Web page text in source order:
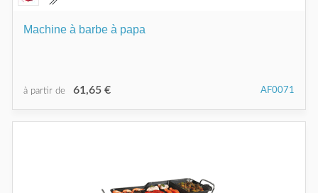
Machine à barbe à papa
à partir de 61,65 € AF0071